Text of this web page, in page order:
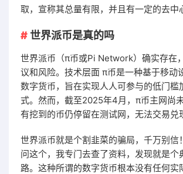
取，宣称其总量有限，并且有一定的去中
世界派币是真的吗
世界派币（π币或Pi Network）确实存在
议和风险。技术层面 π币是一种基于移动
数字货币，旨在实现人人可参与的低门槛
式。然而，截至2025年4月，π币主网尚
有挖到的币仍停留在测试网，无法交易兑
世界派币就是个割韭菜的骗局，千万别信
问这个，我专门去查了资料，发现就是个
路。这种所谓的数字货币根本没有任何实